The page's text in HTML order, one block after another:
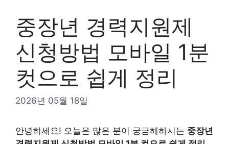
중장년 경력지원제
신청방법 모바일 1분
컷으로 쉽게 정리
2026년 05월 18일
안녕하세요! 오늘은 많은 분이 궁금해하시는 중장년